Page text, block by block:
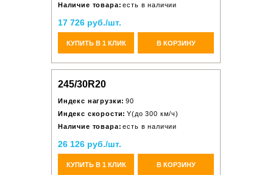
Наличие товара: есть в наличии
17 726 руб./шт.
КУПИТЬ В 1 КЛИК В КОРЗИНУ
245/30R20
Индекс нагрузки: 90
Индекс скорости: Y(до 300 км/ч)
Наличие товара: есть в наличии
26 126 руб./шт.
КУПИТЬ В 1 КЛИК В КОРЗИНУ